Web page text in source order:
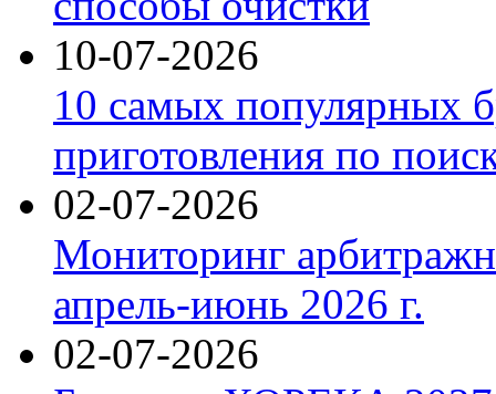
10-07-2026
10 самых популярных
приготовления по
02-07-2026
Мониторинг
апрель-июнь 2026 г.
02-07-2026